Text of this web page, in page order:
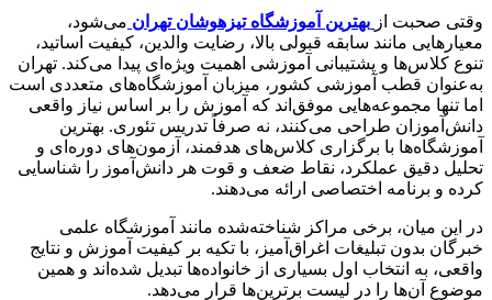
وقتی صحبت از بهترین آموزشگاه تیزهوشان تهران می‌شود،
معیارهایی مانند سابقه قبولی بالا، رضایت والدین، کیفیت اساتید،
تنوع کلاس‌ها و پشتیبانی آموزشی اهمیت ویژه‌ای پیدا می‌کند. تهران
به‌عنوان قطب آموزشی کشور، میزبان آموزشگاه‌های متعددی است
اما تنها مجموعه‌هایی موفق‌اند که آموزش را بر اساس نیاز واقعی
دانش‌آموزان طراحی می‌کنند، نه صرفاً تدریس تئوری. بهترین
آموزشگاه‌ها با برگزاری کلاس‌های هدفمند، آزمون‌های دوره‌ای و
تحلیل دقیق عملکرد، نقاط ضعف و قوت هر دانش‌آموز را شناسایی
کرده و برنامه اختصاصی ارائه می‌دهند.
در این میان، برخی مراکز شناخته‌شده مانند آموزشگاه علمی
خبرگان بدون تبلیغات اغراق‌آمیز، با تکیه بر کیفیت آموزش و نتایج
واقعی، به انتخاب اول بسیاری از خانواده‌ها تبدیل شده‌اند و همین
موضوع آن‌ها را در لیست برترین‌ها قرار می‌دهد.